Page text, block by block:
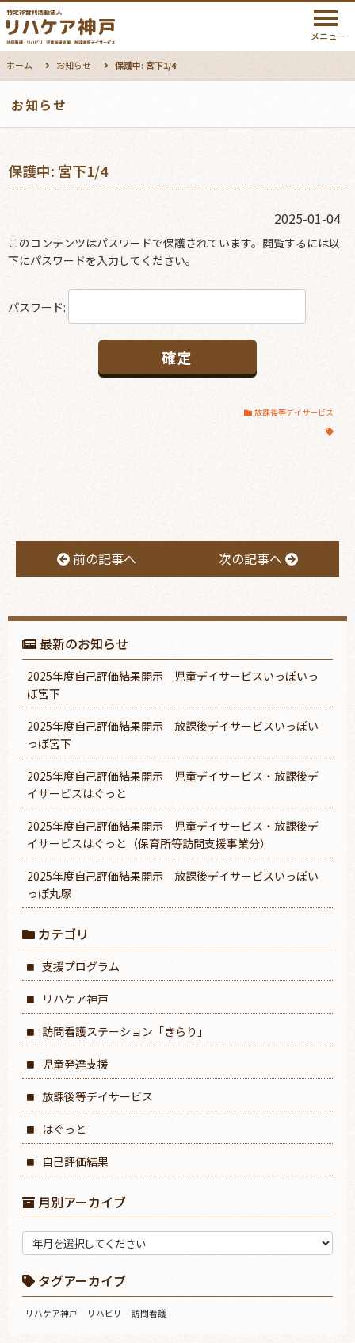
メニュー
ホーム お知らせ 保護中: 宮下1/4
お知らせ
保護中: 宮下1/4
2025-01-04
このコンテンツはパスワードで保護されています。閲覧するには以
下にパスワードを入力してください。
パスワード:
放課後等デイサービス
前の記事へ 次の記事へ
最新のお知らせ
2025年度自己評価結果開示 児童デイサービスいっぽいっ
ぽ宮下
2025年度自己評価結果開示 放課後デイサービスいっぽい
っぽ宮下
2025年度自己評価結果開示 児童デイサービス・放課後デ
イサービスはぐっと
2025年度自己評価結果開示 児童デイサービス・放課後デ
イサービスはぐっと（保育所等訪問支援事業分）
2025年度自己評価結果開示 放課後デイサービスいっぽい
っぽ丸塚
カテゴリ
支援プログラム
リハケア神戸
訪問看護ステーション「きらり」
児童発達支援
放課後等デイサービス
はぐっと
自己評価結果
月別アーカイブ
タグアーカイブ
リハケア神戸 リハビリ 訪問看護